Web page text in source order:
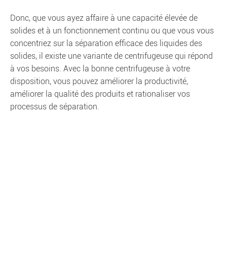
Donc, que vous ayez affaire à une capacité élevée de
solides et à un fonctionnement continu ou que vous vous
concentriez sur la séparation efficace des liquides des
solides, il existe une variante de centrifugeuse qui répond
à vos besoins. Avec la bonne centrifugeuse à votre
disposition, vous pouvez améliorer la productivité,
améliorer la qualité des produits et rationaliser vos
processus de séparation.